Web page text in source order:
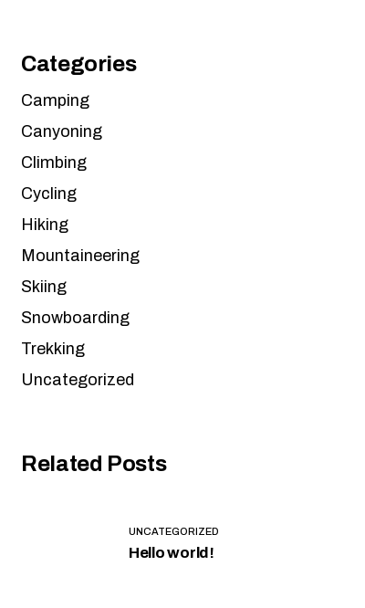
Categories
Camping
Canyoning
Climbing
Cycling
Hiking
Mountaineering
Skiing
Snowboarding
Trekking
Uncategorized
Related Posts
UNCATEGORIZED
Hello world!